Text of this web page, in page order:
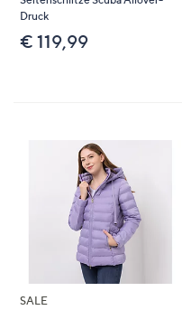
Druck
€ 119,99
SALE